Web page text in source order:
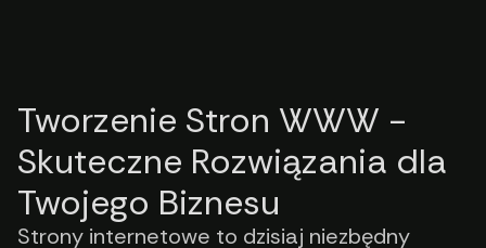
Tworzenie Stron WWW -
Skuteczne Rozwiązania dla
Twojego Biznesu
Strony internetowe to dzisiaj niezbędny